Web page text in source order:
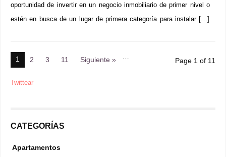
oportunidad de invertir en un negocio inmobiliario de primer nivel o
estén en busca de un lugar de primera categoría para instalar […]
1 2 3 …
11 Siguiente » Page 1 of 11
Twittear
CATEGORÍAS
Apartamentos